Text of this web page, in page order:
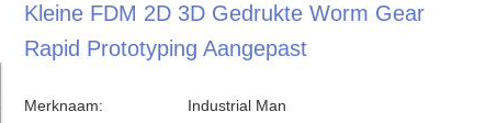
Kleine FDM 2D 3D Gedrukte Worm Gear
Rapid Prototyping Aangepast
Merknaam: Industrial Man